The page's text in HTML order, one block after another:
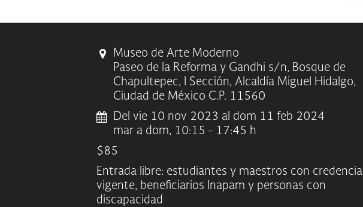
Museo de Arte Moderno
Paseo de la Reforma y Gandhi s/n, Bosque de
Chapultepec, I Sección, Alcaldía Miguel Hidalgo,
Ciudad de México C.P. 11560
Del vie 10 nov 2023 al dom 11 feb 2024
mar a dom, 10:15 - 17:45 h
$85
Entrada libre: estudiantes y maestros con credencial
vigente, beneficiarios Inapam y personas con
discapacidad